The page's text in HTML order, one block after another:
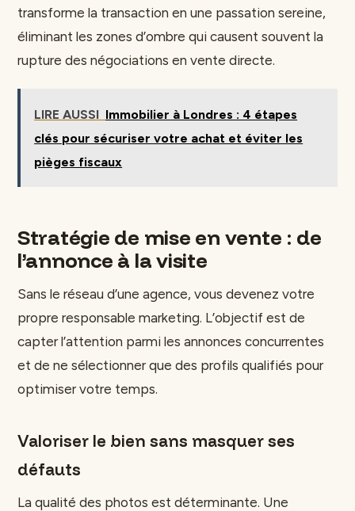
transforme la transaction en une passation sereine,
éliminant les zones d’ombre qui causent souvent la
rupture des négociations en vente directe.
LIRE AUSSI Immobilier à Londres : 4 étapes
clés pour sécuriser votre achat et éviter les
pièges fiscaux
Stratégie de mise en vente : de
l’annonce à la visite
Sans le réseau d’une agence, vous devenez votre
propre responsable marketing. L’objectif est de
capter l’attention parmi les annonces concurrentes
et de ne sélectionner que des profils qualifiés pour
optimiser votre temps.
Valoriser le bien sans masquer ses
défauts
La qualité des photos est déterminante. Une